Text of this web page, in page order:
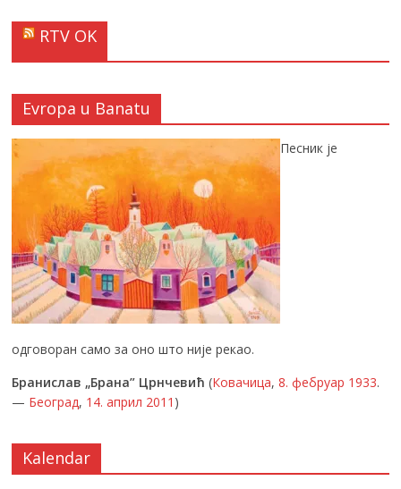
RTV OK
Evropa u Banatu
Песник је
одговоран само за оно што није рекао.
Бранислав „Брана” Црнчевић (Ковачица,8. фебруар 1933.
— Београд, 14. април 2011 )
Kalendar